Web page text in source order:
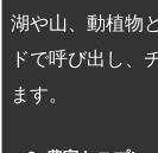
湖や山、動植物
ドで呼び出し、
ます。